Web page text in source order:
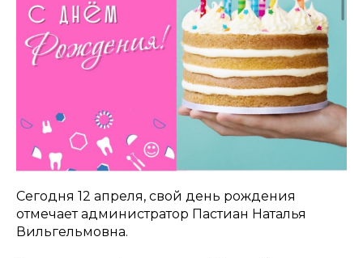
Сегодня 12 апреля, свой день рождения
отмечает администратор Пастиан Наталья
Вильгельмовна.